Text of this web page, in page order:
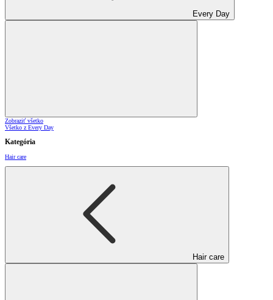
Every Day
Zobraziť všetko
Všetko z Every Day
Kategória
Hair care
Hair care